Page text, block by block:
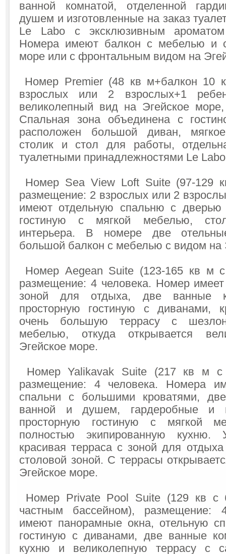
ванной комнатой, отделенной
душем и изготовленные на заказ
Le Labo с эксклюзивным
Номера имеют балкон с мебелью и
море или с фронтальным видом на
Номер Premier (48 кв м+балкон 10
взрослых или 2 взрослых+1
великолепный вид на Эгейское
Спальная зона объединена с
расположен большой диван,
столик и стол для работы,
туалетными принадлежностями Le
Номер Sea View Loft Suite (97-129
размещение: 2 взрослых или 2
имеют отдельную спальню с дверью
гостиную с мягкой мебелью,
интерьера. В номере две
большой балкон с мебелью с видом на
Номер Aegean Suite (123-165 кв м
размещение: 4 человека. Номер
зоной для отдыха, две ванные
просторную гостиную с диванами,
очень большую террасу с
мебелью, откуда открывается
Эгейское море.
Номер Yalikavak Suite (217 кв м с
размещение: 4 человека. Номера
спальни с большими кроватями,
ванной и душем, гардеробные и
просторную гостиную с мягкой
полностью экипированную
красивая терраса с зоной для
столовой зоной. С террасы
Эгейское море.
Номер Private Pool Suite (129 кв с
частным бассейном), размещение:
имеют панорамные окна, отельную
гостиную с диванами, две ванные
кухню и великолепную террасу с